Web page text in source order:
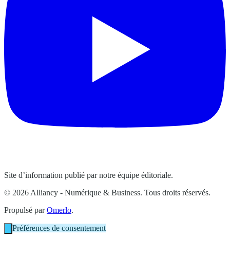
Site d’information publié par notre équipe éditoriale.
© 2026 Alliancy - Numérique & Business. Tous droits réservés.
Propulsé parOmerlo.
Préférences de consentement